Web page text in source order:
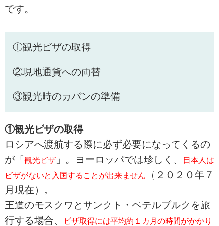
です。
①観光ビザの取得
②現地通貨への両替
③観光時のカバンの準備
①観光ビザの取得
ロシアへ渡航する際に必ず必要になってくるの
が「観光ビザ 」。ヨーロッパでは珍しく、
日本人は
ビザがないと入国することが出来ません
（２０２０年７
月現在）。
王道のモスクワとサンクト・ペテルブルクを旅
行する場合、
ビザ取得には平均約１カ月の時間がかかり